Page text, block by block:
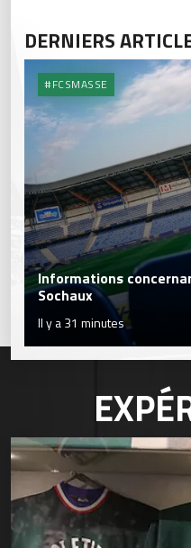
DERNIERS
#FCSMASSE
Informations
Sochaux
Il y a 31 minutes